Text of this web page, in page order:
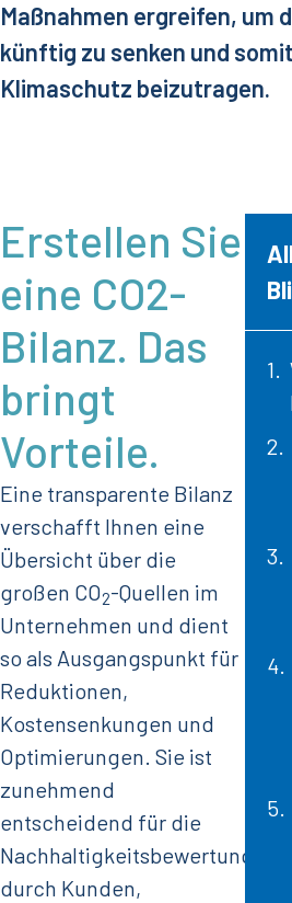
Maßnahmen ergreifen, um
künftig zu senken und
Klimaschutz beizutragen.
Erstellen Sie
eine CO2-
Bilanz. Das
bringt
Vorteile.
Eine transparente Bilanz
verschafft Ihnen eine
Übersicht über die
großen CO2-Quellen im
Unternehmen und dient
so als Ausgangspunkt für
Reduktionen,
Kostensenkungen und
Optimierungen. Sie ist
zunehmend
entscheidend für die
Nachhaltigkeitsbewertung
durch Kunden,